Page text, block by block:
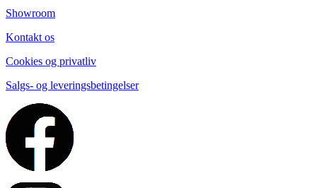
Showroom
Kontakt os
Cookies og privatliv
Salgs- og leveringsbetingelser